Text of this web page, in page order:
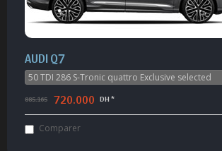
BMW X7
1.452.000 DH *
Comparer